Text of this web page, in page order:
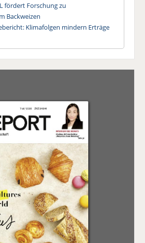
fördert Forschung zu
Backweizen
Klimafolgen mindern Erträge